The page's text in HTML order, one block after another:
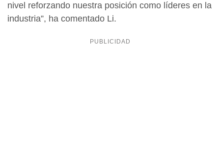
nivel reforzando nuestra posición como líderes en la
industria”, ha comentado Li.